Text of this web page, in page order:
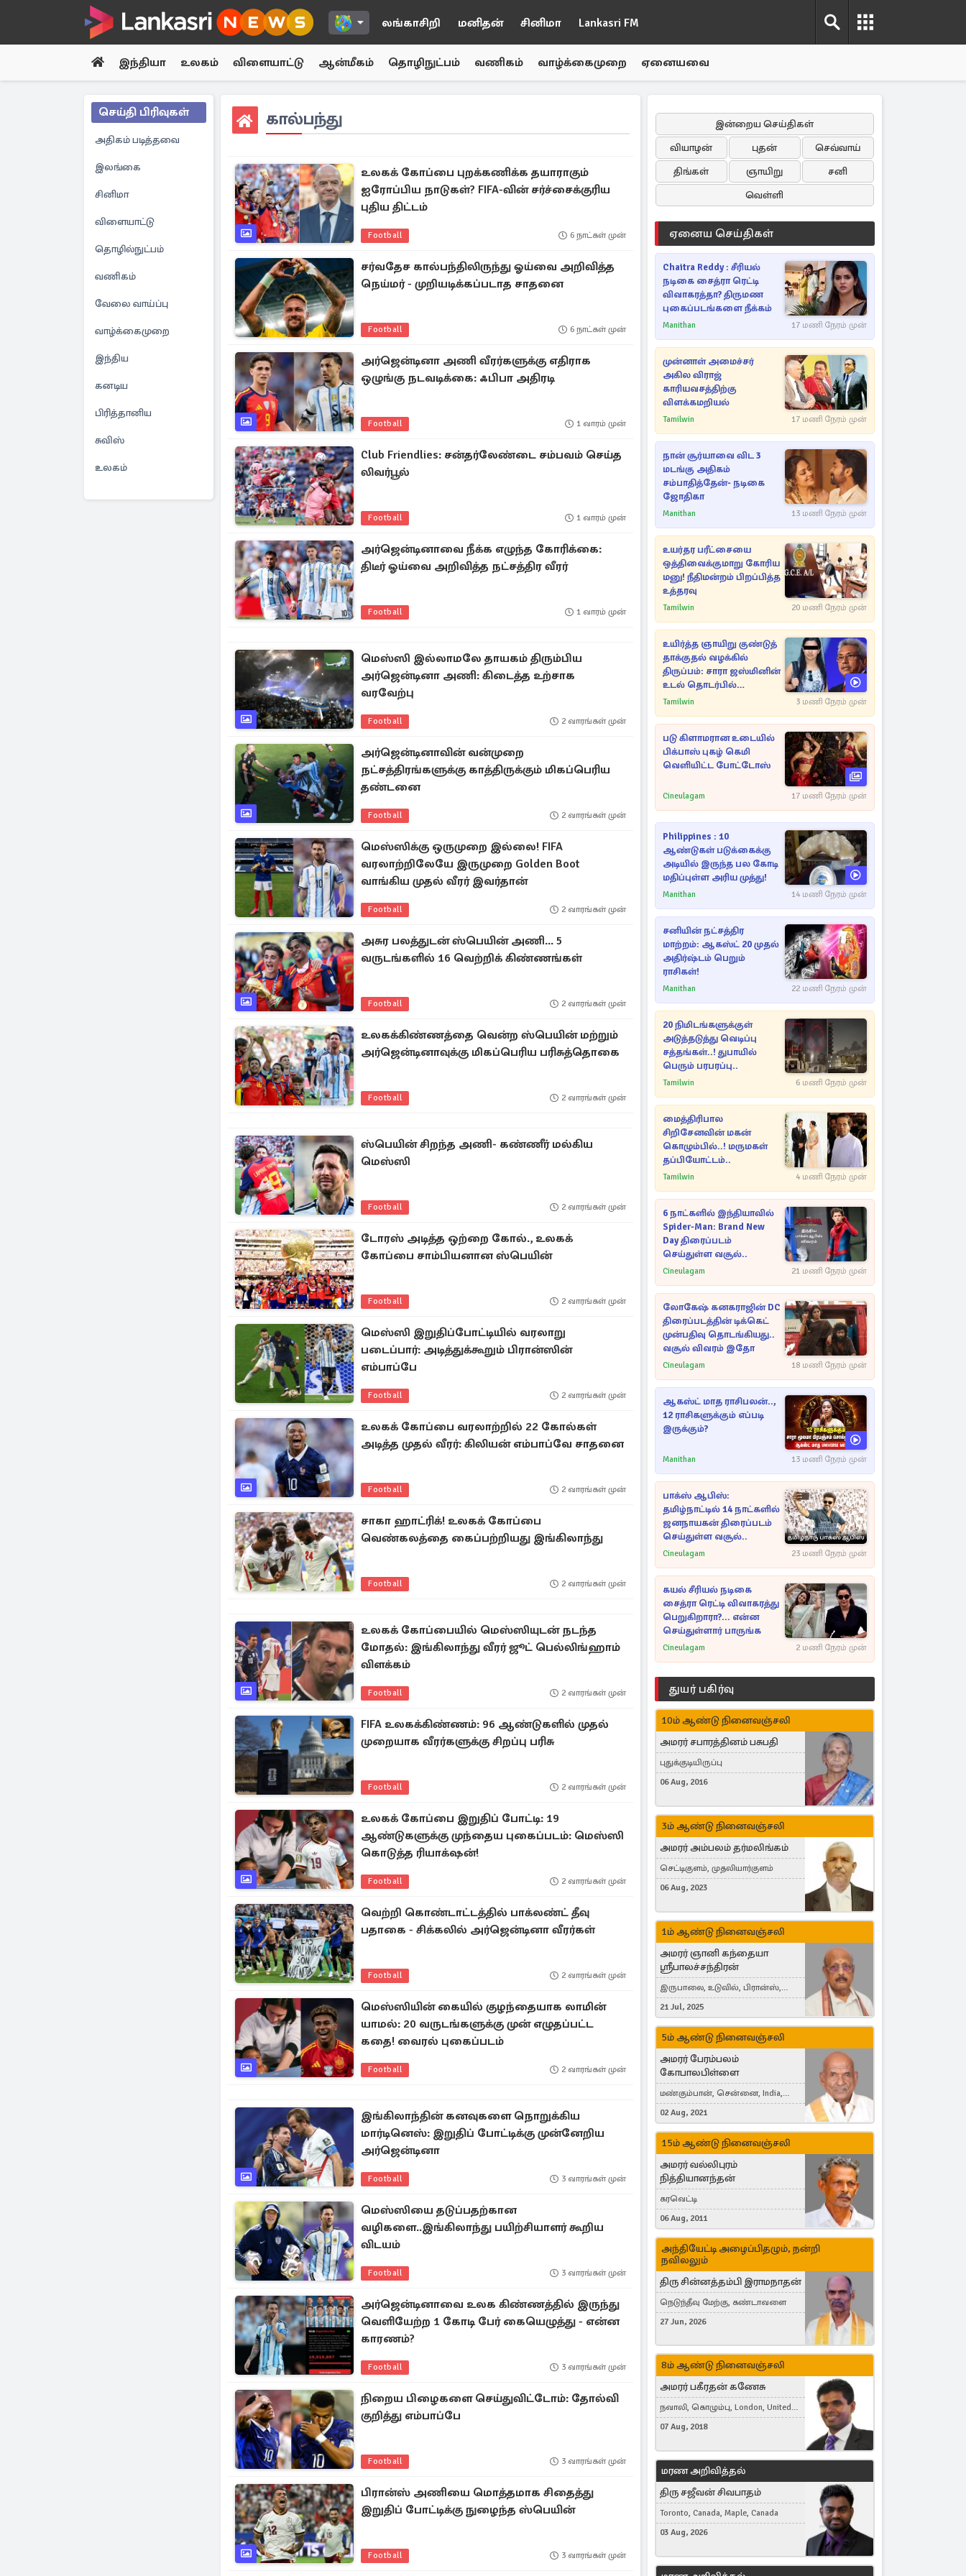
லங்காசிறி மனிதன் சினிமா Lankasri FM
இந்தியா உலகம் விளையாட்டு ஆன்மீகம் தொழிநுட்பம் வணிகம் வாழ்க்கைமுறை ஏனையவை
செய்தி பிரிவுகள்
அதிகம் படித்தவை
இலங்கை
சினிமா
விளையாட்டு
தொழில்நுட்பம்
வணிகம்
வேலை வாய்ப்பு
வாழ்க்கைமுறை
இந்திய
கனடிய
பிரித்தானிய
சுவிஸ்
உலகம்
கால்பந்து
உலகக் கோப்பை புறக்கணிக்க தயாராகும்
ஐரோப்பிய நாடுகள்? FIFA-வின் சர்ச்சைக்குரிய
புதிய திட்டம்
Football 6 நாட்கள் முன்
சர்வதேச கால்பந்திலிருந்து ஓய்வை அறிவித்த
நெய்மர் - முறியடிக்கப்படாத சாதனை
Football 6 நாட்கள் முன்
அர்ஜென்டினா அணி வீரர்களுக்கு எதிராக
ஒழுங்கு நடவடிக்கை: ஃபிபா அதிரடி
Football 1 வாரம் முன்
Club Friendlies: சன்தர்லேண்டை சம்பவம் செய்த
லிவர்பூல்
Football 1 வாரம் முன்
அர்ஜென்டினாவை நீக்க எழுந்த கோரிக்கை:
திடீர் ஓய்வை அறிவித்த நட்சத்திர வீரர்
Football 1 வாரம் முன்
மெஸ்ஸி இல்லாமலே தாயகம் திரும்பிய
அர்ஜென்டினா அணி: கிடைத்த உற்சாக
வரவேற்பு
Football 2 வாரங்கள் முன்
அர்ஜென்டினாவின் வன்முறை
நட்சத்திரங்களுக்கு காத்திருக்கும் மிகப்பெரிய
தண்டனை
Football 2 வாரங்கள் முன்
மெஸ்ஸிக்கு ஒருமுறை இல்லை! FIFA
வரலாற்றிலேயே இருமுறை Golden Boot
வாங்கிய முதல் வீரர் இவர்தான்
Football 2 வாரங்கள் முன்
அசுர பலத்துடன் ஸ்பெயின் அணி... 5
வருடங்களில் 16 வெற்றிக் கிண்ணங்கள்
Football 2 வாரங்கள் முன்
உலகக்கிண்ணத்தை வென்ற ஸ்பெயின் மற்றும்
அர்ஜென்டினாவுக்கு மிகப்பெரிய பரிசுத்தொகை
Football 2 வாரங்கள் முன்
ஸ்பெயின் சிறந்த அணி- கண்ணீர் மல்கிய
மெஸ்ஸி
Football 2 வாரங்கள் முன்
டோரஸ் அடித்த ஒற்றை கோல்., உலகக்
கோப்பை சாம்பியனான ஸ்பெயின்
Football 2 வாரங்கள் முன்
மெஸ்ஸி இறுதிப்போட்டியில் வரலாறு
படைப்பார்: அடித்துக்கூறும் பிரான்ஸின்
எம்பாப்பே
Football 2 வாரங்கள் முன்
உலகக் கோப்பை வரலாற்றில் 22 கோல்கள்
அடித்த முதல் வீரர்: கிலியன் எம்பாப்வே சாதனை
Football 2 வாரங்கள் முன்
சாகா ஹாட்ரிக்! உலகக் கோப்பை
வெண்கலத்தை கைப்பற்றியது இங்கிலாந்து
Football 2 வாரங்கள் முன்
உலகக் கோப்பையில் மெஸ்ஸியுடன் நடந்த
மோதல்: இங்கிலாந்து வீரர் ஜூட் பெல்லிங்ஹாம்
விளக்கம்
Football 2 வாரங்கள் முன்
FIFA உலகக்கிண்ணம்: 96 ஆண்டுகளில் முதல்
முறையாக வீரர்களுக்கு சிறப்பு பரிசு
Football 2 வாரங்கள் முன்
உலகக் கோப்பை இறுதிப் போட்டி: 19
ஆண்டுகளுக்கு முந்தைய புகைப்படம்: மெஸ்ஸி
கொடுத்த ரியாக்‌ஷன்!
Football 2 வாரங்கள் முன்
வெற்றி கொண்டாட்டத்தில் பாக்லண்ட் தீவு
பதாகை - சிக்கலில் அர்ஜென்டினா வீரர்கள்
Football 2 வாரங்கள் முன்
மெஸ்ஸியின் கையில் குழந்தையாக லாமின்
யாமல்: 20 வருடங்களுக்கு முன் எழுதப்பட்ட
கதை! வைரல் புகைப்படம்
Football 2 வாரங்கள் முன்
இங்கிலாந்தின் கனவுகளை நொறுக்கிய
மார்டினெஸ்: இறுதிப் போட்டிக்கு முன்னேறிய
அர்ஜென்டினா
Football 3 வாரங்கள் முன்
மெஸ்ஸியை தடுப்பதற்கான
வழிகளை..இங்கிலாந்து பயிற்சியாளர் கூறிய
விடயம்
Football 3 வாரங்கள் முன்
அர்ஜென்டினாவை உலக கிண்ணத்தில் இருந்து
வெளியேற்ற 1 கோடி பேர் கையெழுத்து - என்ன
காரணம்?
Football 3 வாரங்கள் முன்
நிறைய பிழைகளை செய்துவிட்டோம்: தோல்வி
குறித்து எம்பாப்பே
Football 3 வாரங்கள் முன்
பிரான்ஸ் அணியை மொத்தமாக சிதைத்து
இறுதிப் போட்டிக்கு நுழைந்த ஸ்பெயின்
Football 3 வாரங்கள் முன்
இன்றைய செய்திகள்
வியாழன்
புதன்
செவ்வாய்
திங்கள்
ஞாயிறு
சனி
வெள்ளி
ஏனைய செய்திகள்
Chaitra Reddy : சீரியல்
நடிகை சைத்ரா ரெட்டி
விவாகரத்தா? திருமண
புகைப்படங்களை நீக்கம்
Manithan 17 மணி நேரம் முன்
முன்னாள் அமைச்சர்
அகில விராஜ்
காரியவசத்திற்கு
விளக்கமறியல்
Tamilwin 17 மணி நேரம் முன்
நான் சூர்யாவை விட 3
மடங்கு அதிகம்
சம்பாதித்தேன்- நடிகை
ஜோதிகா
Manithan 13 மணி நேரம் முன்
உயர்தர பரீட்சையை
ஒத்திவைக்குமாறு கோரிய
மனு! நீதிமன்றம் பிறப்பித்த
உத்தரவு
Tamilwin 20 மணி நேரம் முன்
உயிர்த்த ஞாயிறு குண்டுத்
தாக்குதல் வழக்கில்
திருப்பம்: சாரா ஜஸ்மினின்
உடல் தொடர்பில்
நீதிமன்றத்தில் வெளியான
Tamilwin 3 மணி நேரம் முன்
படு கிளாமரான உடையில்
பிக்பாஸ் புகழ் கெமி
வெளியிட்ட போட்டோஸ்
Cineulagam 17 மணி நேரம் முன்
Philippines : 10
ஆண்டுகள் படுக்கைக்கு
அடியில் இருந்த பல கோடி
மதிப்புள்ள அரிய முத்து!
Manithan 14 மணி நேரம் முன்
சனியின் நட்சத்திர
மாற்றம்: ஆகஸ்ட் 20 முதல்
அதிர்ஷ்டம் பெறும்
ராசிகள்!
Manithan 22 மணி நேரம் முன்
20 நிமிடங்களுக்குள்
அடுத்தடுத்து வெடிப்பு
சத்தங்கள்..! துபாயில்
பெரும் பரபரப்பு..
Tamilwin 6 மணி நேரம் முன்
மைத்திரிபால
சிறிசேனவின் மகன்
கொழும்பில்..! மருமகள்
தப்பியோட்டம்..
Tamilwin 4 மணி நேரம் முன்
6 நாட்களில் இந்தியாவில்
Spider-Man: Brand New
Day திரைப்படம்
செய்துள்ள வசூல்..
Cineulagam 21 மணி நேரம் முன்
லோகேஷ் கனகராஜின் DC
திரைப்படத்தின் டிக்கெட்
முன்பதிவு தொடங்கியது..
வசூல் விவரம் இதோ
Cineulagam 18 மணி நேரம் முன்
ஆகஸ்ட் மாத ராசிபலன்..,
12 ராசிகளுக்கும் எப்படி
இருக்கும்?
Manithan 13 மணி நேரம் முன்
பாக்ஸ் ஆபிஸ்:
தமிழ்நாட்டில் 14 நாட்களில்
ஜனநாயகன் திரைப்படம்
செய்துள்ள வசூல்..
Cineulagam 23 மணி நேரம் முன்
கயல் சீரியல் நடிகை
சைத்ரா ரெட்டி விவாகரத்து
பெறுகிறாரா?... என்ன
செய்துள்ளார் பாருங்க
Cineulagam 2 மணி நேரம் முன்
துயர் பகிர்வு
10ம் ஆண்டு நினைவஞ்சலி
அமரர் சபாரத்தினம் பசுபதி
புதுக்குடியிருப்பு
06 Aug, 2016
3ம் ஆண்டு நினைவஞ்சலி
அமரர் அம்பலம் தர்மலிங்கம்
செட்டிகுளம், முதலியார்குளம்
06 Aug, 2023
1ம் ஆண்டு நினைவஞ்சலி
அமரர் ஞானி கந்தையா
ஸ்ரீபாலச்சந்திரன்
இருபாலை, உடுவில், பிரான்ஸ்,
France
21 Jul, 2025
5ம் ஆண்டு நினைவஞ்சலி
அமரர் பேரம்பலம்
கோபாலபிள்ளை
மண்கும்பான், சென்னை, India,
Cergy, France
02 Aug, 2021
15ம் ஆண்டு நினைவஞ்சலி
அமரர் வல்லிபுரம்
நித்தியானந்தன்
கரவெட்டி
06 Aug, 2011
அந்தியேட்டி அழைப்பிதழும், நன்றி
நவிலலும்
திரு சின்னத்தம்பி இராமநாதன்
நெடுந்தீவு மேற்கு, கண்டாவளை
27 Jun, 2026
8ம் ஆண்டு நினைவஞ்சலி
அமரர் பகீரதன் கணேசு
நவாலி, கொழும்பு, London, United
Kingdom
07 Aug, 2018
மரண அறிவித்தல்
திரு சஜீவன் சிவபாதம்
Toronto, Canada, Maple, Canada
03 Aug, 2026